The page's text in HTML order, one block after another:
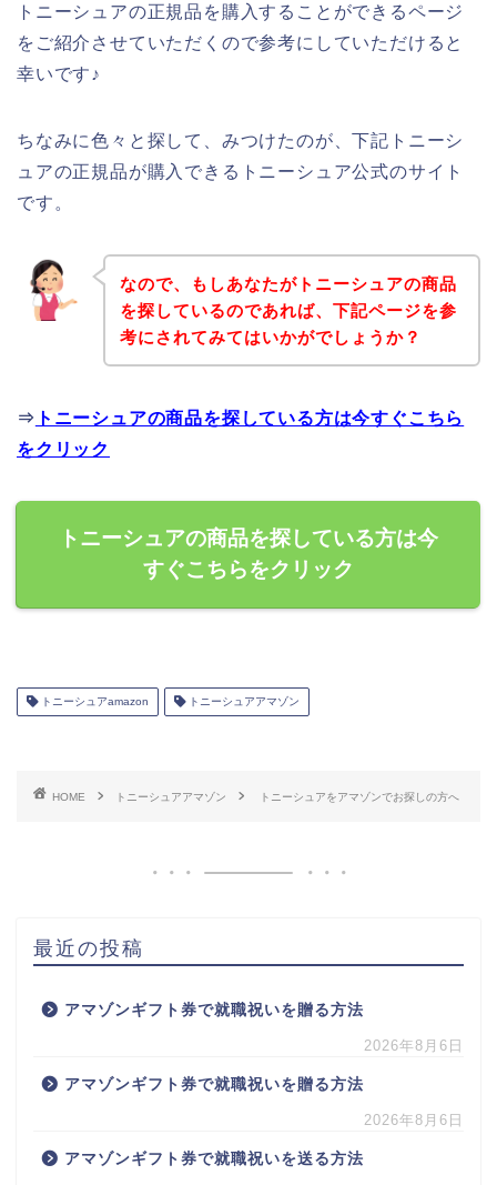
トニーシュアの正規品を購入することができるページ
をご紹介させていただくので参考にしていただけると
幸いです♪
ちなみに色々と探して、みつけたのが、下記トニーシ
ュアの正規品が購入できるトニーシュア公式のサイト
です。
なので、もしあなたがトニーシュアの商品
を探しているのであれば、下記ページを参
考にされてみてはいかがでしょうか？
⇒ トニーシュアの商品を探している方は今すぐこちら
をクリック
トニーシュアの商品を探している方は今
すぐこちらをクリック
トニーシュアamazon トニーシュアアマゾン
HOME トニーシュアアマゾン トニーシュアをアマゾンでお探しの方へ
最近の投稿
アマゾンギフト券で就職祝いを贈る方法
2026年8月6日
アマゾンギフト券で就職祝いを贈る方法
2026年8月6日
アマゾンギフト券で就職祝いを送る方法